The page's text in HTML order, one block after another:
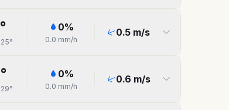
°
25°
0%
0.0 mm/h
0.5 m/s
°
29°
0%
0.0 mm/h
0.6 m/s